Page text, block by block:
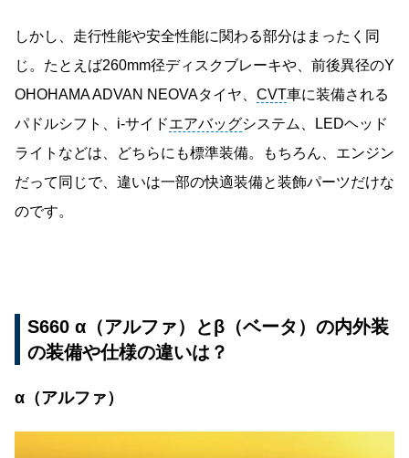
しかし、走行性能や安全性能に関わる部分はまったく同
じ。たとえば260mm径ディスクブレーキや、前後異径のY
OHOHAMA ADVAN NEOVAタイヤ、 CVT車に装備される
パドルシフト、i-サイドエアバッグシステム、LEDヘッド
ライトなどは、どちらにも標準装備。もちろん、エンジン
だって同じで、違いは一部の快適装備と装飾パーツだけな
のです。
S660 α（アルファ）とβ（ベータ）の内外装
の装備や仕様の違いは？
α（アルファ）